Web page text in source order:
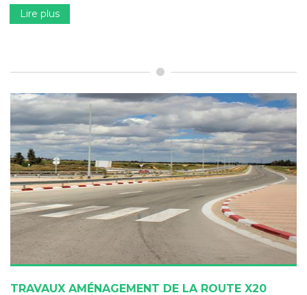
Lire plus
TRAVAUX AMÉNAGEMENT DE LA ROUTE X20